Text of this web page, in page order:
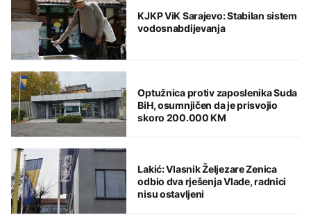
KJKP ViK Sarajevo: Stabilan sistem
vodosnabdijevanja
Optužnica protiv zaposlenika Suda
BiH, osumnjičen da je prisvojio
skoro 200.000 KM
Lakić: Vlasnik Željezare Zenica
odbio dva rješenja Vlade, radnici
nisu ostavljeni